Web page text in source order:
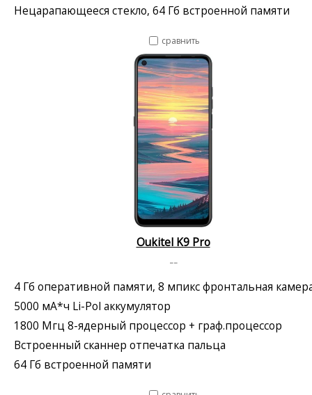
Нецарапающееся стекло, 64 Гб встроенной памяти
сравнить
Oukitel K9 Pro
--
4 Гб оперативной памяти, 8 мпикс фронтальная
5000 мА*ч Li-Pol аккумулятор
1800 Мгц 8-ядерный процессор + граф.процессор
Встроенный сканнер отпечатка пальца
64 Гб встроенной памяти